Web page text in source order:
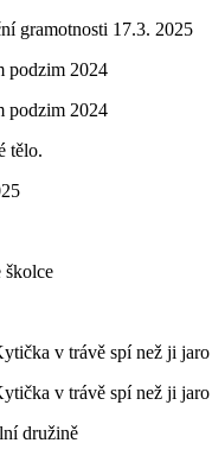
gramotnosti 17.3. 2025
podzim 2024
podzim 2024
tělo.
školce
v trávě spí než ji
v trávě spí než ji
družině